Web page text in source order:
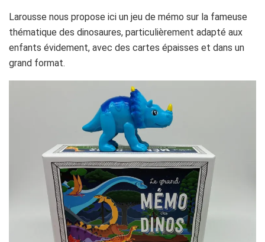
Larousse nous propose ici un jeu de mémo sur la fameuse
thématique des dinosaures, particulièrement adapté aux
enfants évidement, avec des cartes épaisses et dans un
grand format.